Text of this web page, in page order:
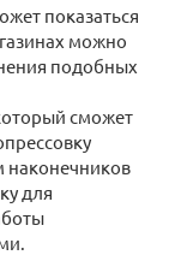
показаться
можно
подобных
сможет
наконечников
для